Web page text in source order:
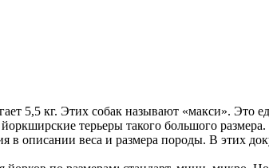
5,5 кг. Этих собак называют «макси». Это
терьеры такого большого размера.
веса и размера породы. В этих